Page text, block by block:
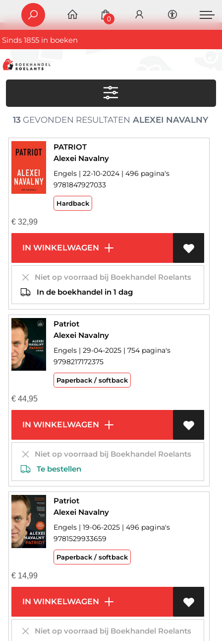
Sinds 1855 in boeken
0
13GEVONDEN RESULTATEN ALEXEI NAVALNY
PATRIOT
Alexei Navalny
Engels | 22-10-2024 | 496 pagina's
9781847927033
Hardback
€32,99
IN WINKELWAGEN
Niet op voorraad bij Boekhandel Roelants
In de boekhandel in 1 dag
Patriot
Alexei Navalny
Engels | 29-04-2025 | 754 pagina's
9798217172375
Paperback / softback
€44,95
IN WINKELWAGEN
Niet op voorraad bij Boekhandel Roelants
Te bestellen
Patriot
Alexei Navalny
Engels | 19-06-2025 | 496 pagina's
9781529933659
Paperback / softback
€14,99
IN WINKELWAGEN
Niet op voorraad bij Boekhandel Roelants